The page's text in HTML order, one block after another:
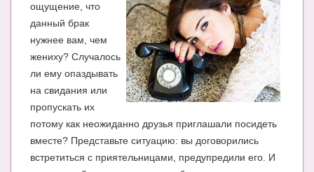
ощущение, что
данный брак
нужнее вам, чем
жениху? Случалось
ли ему опаздывать
на свидания или
пропускать их
потому как неожиданно друзья приглашали посидеть
вместе? Представьте ситуацию: вы договорились
встретиться с приятельницами, предупредили его. И